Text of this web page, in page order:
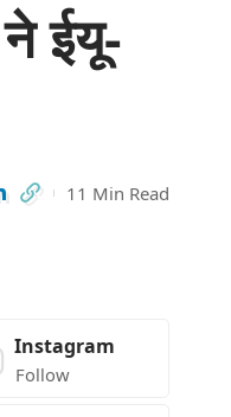
ईयू-
11 Min Read
Instagram
Follow